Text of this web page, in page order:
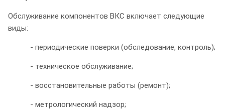
Обслуживание компонентов ВКС включает следующие
виды:
- периодические поверки (обследование, контроль);
- техническое обслуживание;
- восстановительные работы (ремонт);
- метрологический надзор;